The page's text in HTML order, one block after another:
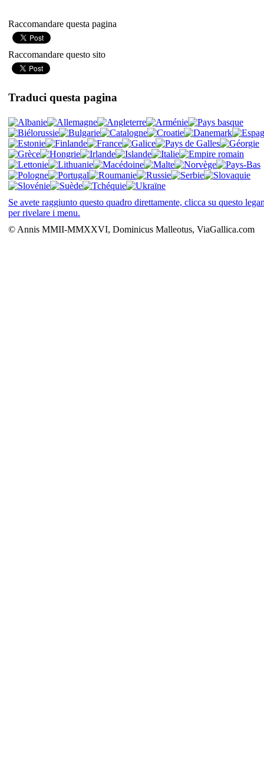
Raccomandare questa pagina
Raccomandare questo sito
Traduci questa pagina
Se avete raggiunto questo quadro direttamente, clicca su questo
per rivelare i menu.
© Annis MMII-MMXXVI, Dominicus Malleotus, ViaGallica.com